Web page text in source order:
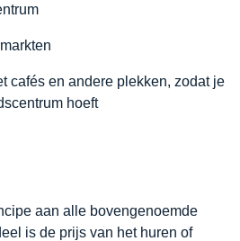
en andere plekken, zodat je
hoeft
aan alle bovengenoemde
is de prijs van het huren of